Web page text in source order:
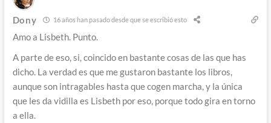
Dony 16 años han pasado desde que se escribió esto
Amo a Lisbeth. Punto.
A parte de eso, si, coincido en bastante cosas de las que has
dicho. La verdad es que me gustaron bastante los libros,
aunque son intragables hasta que cogen marcha, y la única
que les da vidilla es Lisbeth por eso, porque todo gira en torno
a ella.